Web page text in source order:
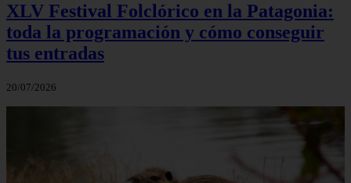
XLV Festival Folclórico en la Patagonia:
toda la programación y cómo conseguir
tus entradas
20/07/2026